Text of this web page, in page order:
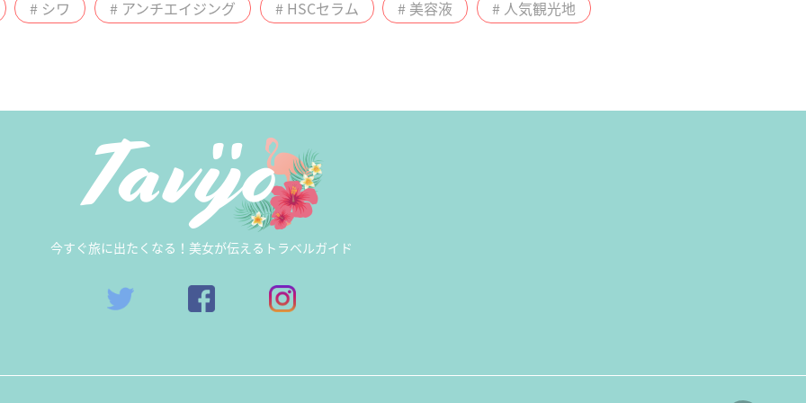
# シワ # アンチエイジング # HSCセラム # 美容液 # 人気観光地
今すぐ旅に出たくなる！美女が伝えるトラベルガイド